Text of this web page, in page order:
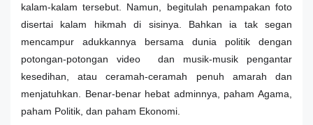
kalam-kalam tersebut. Namun, begitulah penampakan foto
disertai kalam hikmah di sisinya. Bahkan ia tak segan
mencampur adukkannya bersama dunia politik dengan
potongan-potongan video dan musik-musik pengantar
kesedihan, atau ceramah-ceramah penuh amarah dan
menjatuhkan. Benar-benar hebat adminnya, paham Agama,
paham Politik, dan paham Ekonomi.